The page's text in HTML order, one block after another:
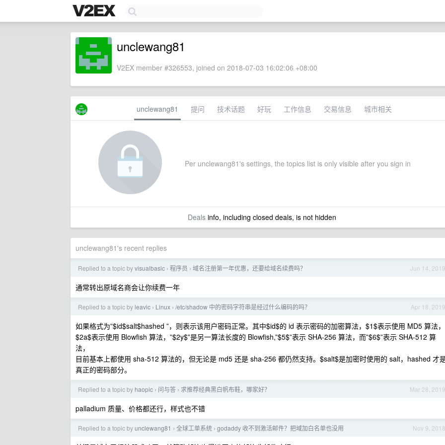
unclewang81
V2EX member #326553, joined on 2018-07-03 16:02:06 +08:00
unclewang81 提问 技术话题 好玩 工作信息 交易信息 城市相关
Per unclewang81's settings, the topics list is only visible after you sign in
Dealsinfo, including closed deals, is not hidden
unclewang81's recent replies
Jun 14, 2019
Replied to a topic byvisualbasic › 程序员 › 域名注册第一年优惠，还要给域名续费吗？
通常转出原域名商会让你续费一年
Apr 18, 2019
Replied to a topic by leavic › Linux › /etc/shadow 中的密码字符串是经过什么编码的吗？
如果格式为”$id$salt$hashed ”，则表示该用户密码正常。其中$id$的 id 表示密码的加密算法，$1$表示使用 MD5 算法，
$2a$表示使用 Blowfish 算法，”$2y$”是另一算法长度的 Blowfish,”$5$”表示 SHA-256 算法，而”$6$”表示 SHA-512 算
法，
目前基本上都使用 sha-512 算法的，但无论是 md5 还是 sha-256 都仍然支持。$salt$是加密时使用的 salt，hashed 才
真正的密码部分。
Mar 28, 2019
Replied to a topic by haopic › 问与答 › 求推荐经典黑白帆布鞋，哪家好？
palladium 质量、价格都还行，样式也不错
Nov 9, 2018
Replied to a topic byunclewang81 › 全球工单系统 › godaddy 收不到激活邮件？把域加白名单也没用